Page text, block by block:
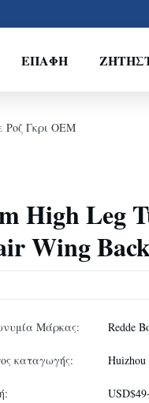
ΕΠΑΦΉ
Ροζ Γκρι OEM
High Leg
Wing
Μάρκας: Redde
καταγωγής: